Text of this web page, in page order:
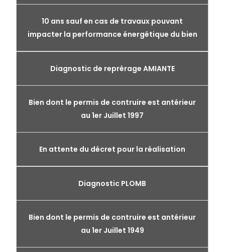
10 ans sauf en cas de travaux pouvant
impacter la performance énergétique du bien
Diagnostic de reprérage AMIANTE
Bien dont le permis de contruire est antérieur
au 1er Juillet 1997
En attente du décret pour la réalisation
Diagnostic PLOMB
Bien dont le permis de contruire est antérieur
au 1er Juillet 1949